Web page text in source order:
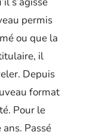
permis
ou que la
il
Depuis
format
Pour le
Passé